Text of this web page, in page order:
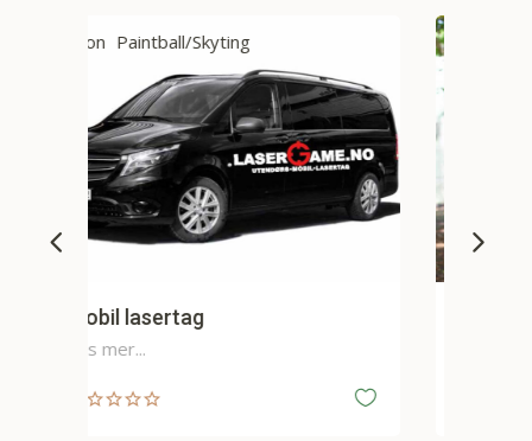
Action Paintball/Skyting
Utendørs Lasertag